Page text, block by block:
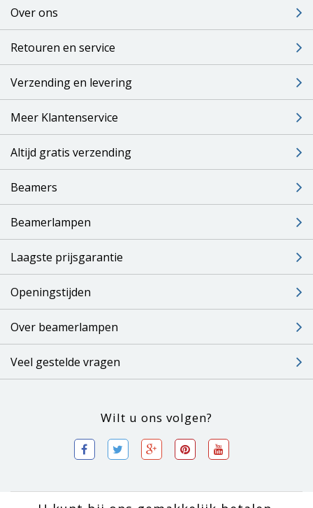
Over ons
Retouren en service
Verzending en levering
Meer Klantenservice
Altijd gratis verzending
Beamers
Beamerlampen
Laagste prijsgarantie
Openingstijden
Over beamerlampen
Veel gestelde vragen
Wilt u ons volgen?